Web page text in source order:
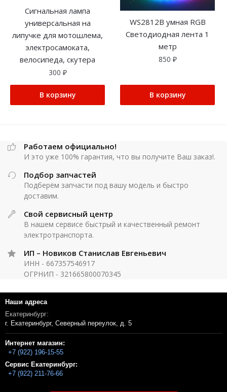
Сигнальная лампа
универсальная на
липучке для мотошлема,
электросамоката,
велосипеда, скутера
300 ₽
В корзину
WS2812B умная RGB
Светодиодная лента 1
метр
850 ₽
В корзину
Работаем официально!
И это уже 100% гарантия, что вы получите Ваш заказ!.
Подбор запчастей
Подберём запчасти под вашу модель и быстро
доставим.
Свой сервисный центр
В нашем сервисе быстрый и качественный ремонт
электротранспорта.
ИП – Новиков Станислав Евгеньевич
ИНН - 667357546917
ОГРНИП - 321665800070345
Наши адреса
Екатеринбург:
г. Екатеринбург, Северный переулок, д. 5
Интернет магазин:
+7 (922) 196-15-55
Сервис Екатеринбург:
+7 (922) 211-76-66